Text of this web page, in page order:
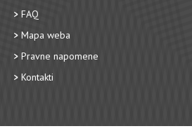
FAQ
Mapa weba
Pravne napomene
Kontakti